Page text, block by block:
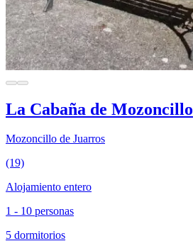
La Cabaña de Mozoncillo
Mozoncillo de Juarros
(19)
Alojamiento entero
1 - 10 personas
5 dormitorios